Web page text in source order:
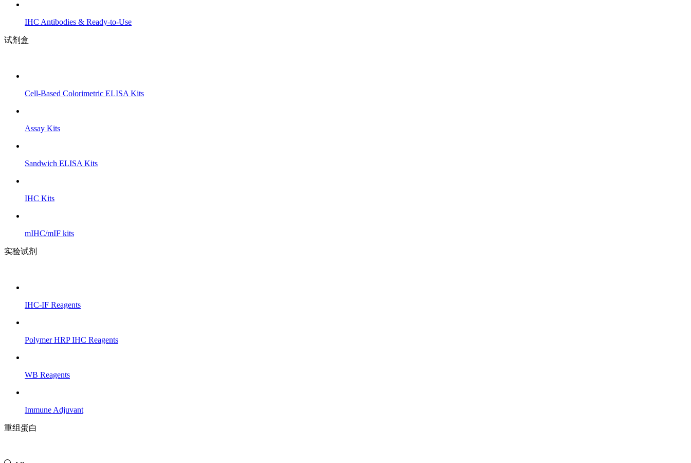
IHC Antibodies & Ready-to-Use
试剂盒
Cell-Based Colorimetric ELISA Kits
Assay Kits
Sandwich ELISA Kits
IHC Kits
mIHC/mIF kits
实验试剂
IHC-IF Reagents
Polymer HRP IHC Reagents
WB Reagents
Immune Adjuvant
重组蛋白